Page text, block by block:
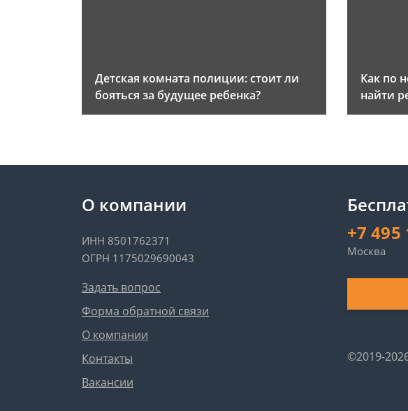
Детская комната полиции: стоит ли
бояться за будущее ребенка?
Как по
найти
О компании
ИНН 8501762371
ОГРН 1175029690043
Задать вопрос
Форма обратной связи
О компании
Контакты
Вакансии
+7 495
Москва
©2019-